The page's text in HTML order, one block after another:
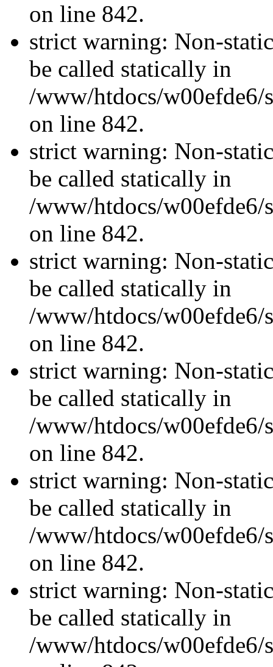
on line 842.
strict warning: Non-
be called statically in
/www/htdocs/w00efde6/
on line 842.
strict warning: Non-
be called statically in
/www/htdocs/w00efde6/
on line 842.
strict warning: Non-
be called statically in
/www/htdocs/w00efde6/
on line 842.
strict warning: Non-
be called statically in
/www/htdocs/w00efde6/
on line 842.
strict warning: Non-
be called statically in
/www/htdocs/w00efde6/
on line 842.
strict warning: Non-
be called statically in
/www/htdocs/w00efde6/